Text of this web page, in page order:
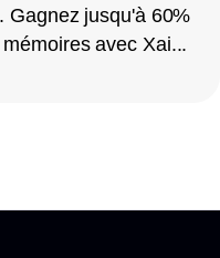
Gagnez jusqu'à 60%
avec Xai...